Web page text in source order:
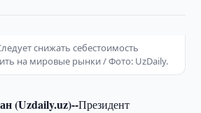
снижать себестоимость
на мировые рынки / Фото: UzDaily.
(Uzdaily.uz)--Президент